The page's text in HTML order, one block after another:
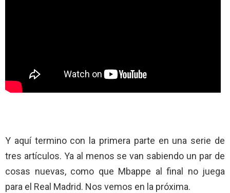
Y aquí termino con la primera parte en una serie de
tres artículos. Ya al menos se van sabiendo un par de
cosas nuevas, como que Mbappe al final no juega
para el Real Madrid. Nos vemos en la próxima.